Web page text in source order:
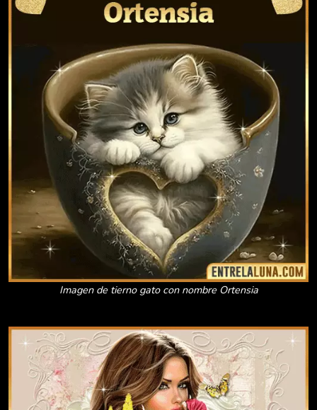
Imagen de tierno gato con nombre Ortensia